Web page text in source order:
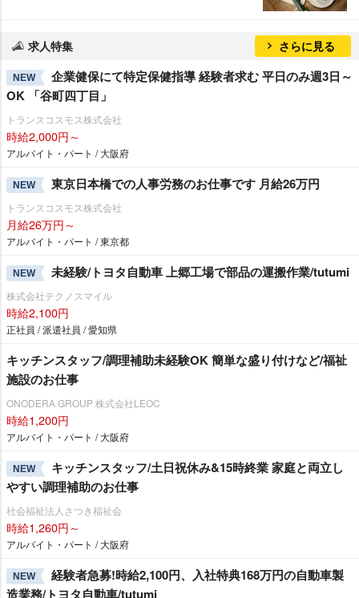
求人特集 さらに見る
NEW
企業健保にて特定保健指導 経験者求む 平日のみ週3日～
OK 「谷町四丁目」
トランスコスモス株式会社
時給2,000円～
アルバイト・パート / 大阪府
NEW 東京日本橋での人事労務のお仕事です 月給26万円
トランスコスモス株式会社
月給26万円～
アルバイト・パート / 東京都
NEW 未経験/トヨタ自動車 上郷工場で部品の運搬作業/tutumi
株式会社テクノスマイル
時給2,100円
正社員 / 派遣社員 / 愛知県
キッチンスタッフ/調理補助未経験OK 簡単な盛り付けなど/福祉
施設のお仕事
ONODERA GROUP 株式会社LEOC
時給1,200円
アルバイト・パート / 大阪府
NEW
キッチンスタッフ/土日祝休み&15時終業 家庭と両立し
すい調理補助のお仕事
社会福祉法人さつき福祉会
時給1,260円～
アルバイト・パート / 大阪府
NEW
経験者急募!時給2,100円、入社特典168万円の自動車製
造業務/トヨタ自動車/tutumi